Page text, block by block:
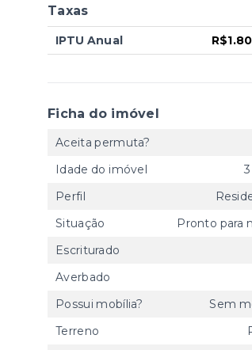
Taxas
IPTU Anual
Ficha do imóvel
Aceita permuta?
Idade do imóvel
Perfil
Situação
Pronto para
Escriturado
Averbado
Possui mobília?
Sem
Terreno